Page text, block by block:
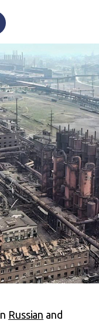
Russian and